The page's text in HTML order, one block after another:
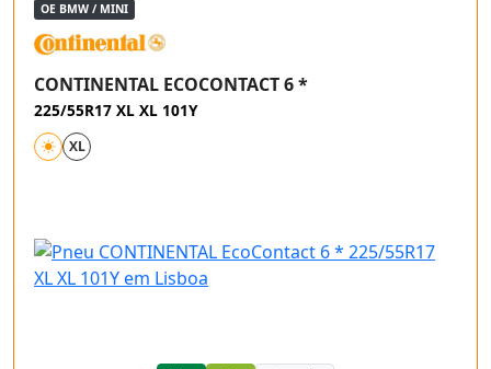
OE BMW / MINI
CONTINENTAL ECOCONTACT 6 *
225/55R17 XL XL 101Y
XL